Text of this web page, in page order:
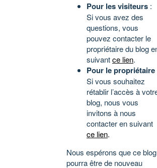
Pour les visiteurs :
Si vous avez des
questions, vous
pouvez contacter le
propriétaire du blog
suivantce lien.
Pour le propriétaire
Si vous souhaitez
rétablir l’accès à
blog, nous vous
invitons à nous
contacter en suivant
ce lien.
Nous espérons que ce blog
pourra être de nouveau